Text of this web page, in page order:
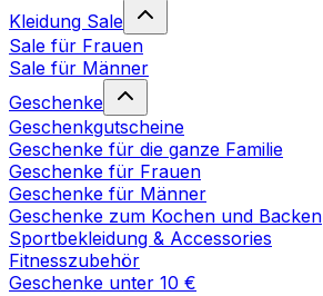
Kleidung Sale
Sale für Frauen
Sale für Männer
Geschenke
Geschenkgutscheine
Geschenke für die ganze Familie
Geschenke für Frauen
Geschenke für Männer
Geschenke zum Kochen und Backen
Sportbekleidung & Accessories
Fitnesszubehör
Geschenke unter 10 €